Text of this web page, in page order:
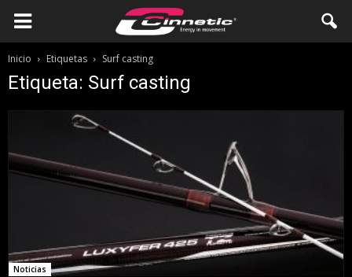
Inicio Etiquetas Surf casting
Etiqueta: Surf casting
Noticias